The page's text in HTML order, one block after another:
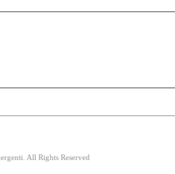
All Rights Reserved